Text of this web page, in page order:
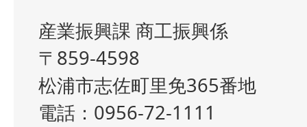
産業振興課 商工振興係
〒859-4598
松浦市志佐町里免365番地
電話：0956-72-1111